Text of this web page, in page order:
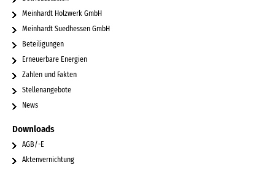
Meinhardt Holzwerk GmbH
Meinhardt Suedhessen GmbH
Beteiligungen
Erneuerbare Energien
Zahlen und Fakten
Stellenangebote
News
Downloads
AGB/-E
Aktenvernichtung